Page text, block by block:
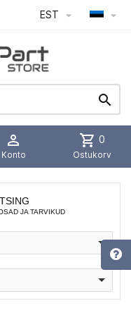
EST  


Konto
shopping_cart 0
Ostukorv
JA TARVIKUD